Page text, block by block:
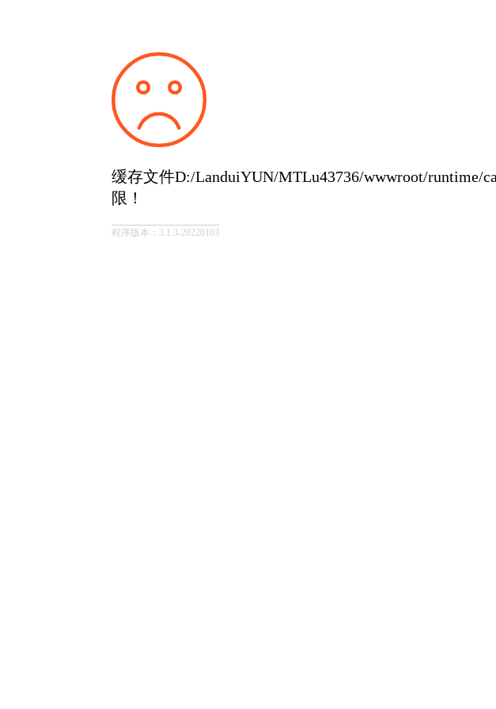
缓存文件D:/LanduiYUN/MTLu43736/wwwroot/runtime/
限！
程序版本：3.1.3-20220103